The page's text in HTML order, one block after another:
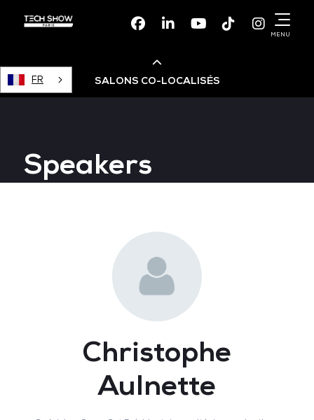
FacebookLinkedinYoutubeTikTok
MENU
FR SALONS CO-LOCALISÉS
Devops Live
Data & AI Leaders Summit
Speakers
Christophe
Aulnette